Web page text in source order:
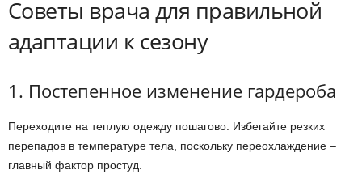
Советы врача для правильной
адаптации к сезону
1. Постепенное изменение гардероба
Переходите на теплую одежду пошагово. Избегайте резких
перепадов в температуре тела, поскольку переохлаждение –
главный фактор простуд.